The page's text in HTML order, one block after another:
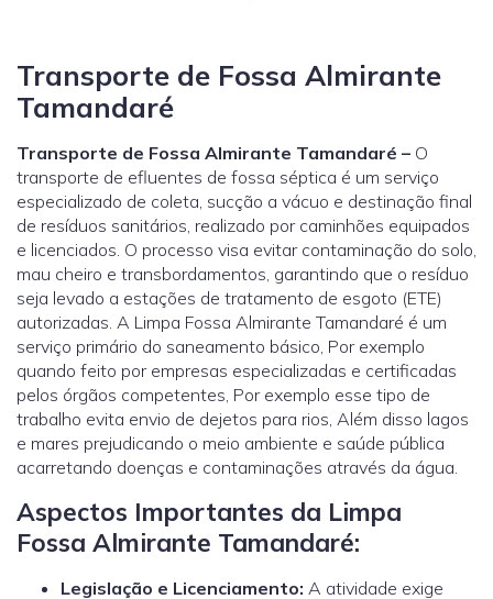
Transporte de Fossa Almirante
Tamandaré
Transporte de Fossa Almirante Tamandaré – O
transporte de efluentes de fossa séptica é um serviço
especializado de coleta, sucção a vácuo e destinação final
de resíduos sanitários, realizado por caminhões equipados
e licenciados. O processo visa evitar contaminação do solo,
mau cheiro e transbordamentos, garantindo que o resíduo
seja levado a estações de tratamento de esgoto (ETE)
autorizadas. A Limpa Fossa Almirante Tamandaré é um
serviço primário do saneamento básico, Por exemplo
quando feito por empresas especializadas e certificadas
pelos órgãos competentes, Por exemplo esse tipo de
trabalho evita envio de dejetos para rios, Além disso lagos
e mares prejudicando o meio ambiente e saúde pública
acarretando doenças e contaminações através da água.
Aspectos Importantes da Limpa
Fossa Almirante Tamandaré:
Legislação e Licenciamento: A atividade exige